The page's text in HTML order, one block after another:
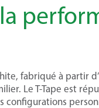
fabriqué à partir
Le T-Tape est
configurations